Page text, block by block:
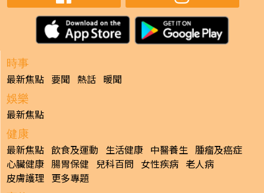
時事
最新焦點 要聞 熱話 暖聞
娛樂
最新焦點
健康
最新焦點 飲食及運動 生活健康 中醫養生 腫瘤及癌症
心臟健康 腸胃保健 兒科百問 女性疾病 老人病
皮膚護理 更多專題